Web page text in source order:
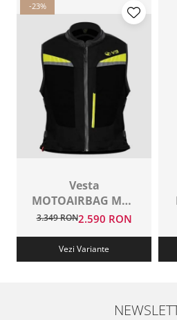
-23%
Vesta
MOTOAIRBAG MAB
V3 Black
3.349 RON2.590 RON
Vezi Variante